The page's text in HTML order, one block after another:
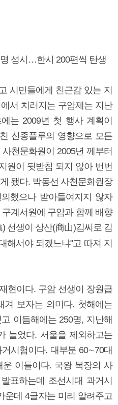
성시…한시 200편씩 탄생
시민들에게 친근감 있는 지
서 치러지는 구암제는 지난
는 2009년 첫 행사 계획이
신종플루의 영향으로 모든
천문화원이 2005년 께부터
원이 뒷받침 되지 않아 번번
됐다. 박동선 사천문화원장
했으나 받아들여지지 않자
계서원에 구암과 함께 배향
) 선생이 상산(商山)김씨로 김
해서야 되겠느냐"고 따져 지
현이다. 구암 선생이 장원급
보자는 의미다. 첫해에는
이듬해에는 250명, 지난해
늘었다. 서울을 제외하고는
시험이다. 대부분 60∼70대
이들이다. 국왕 복장의 사
표하는데 조선시대 과거시
운데 4글자는 미리 알려주고